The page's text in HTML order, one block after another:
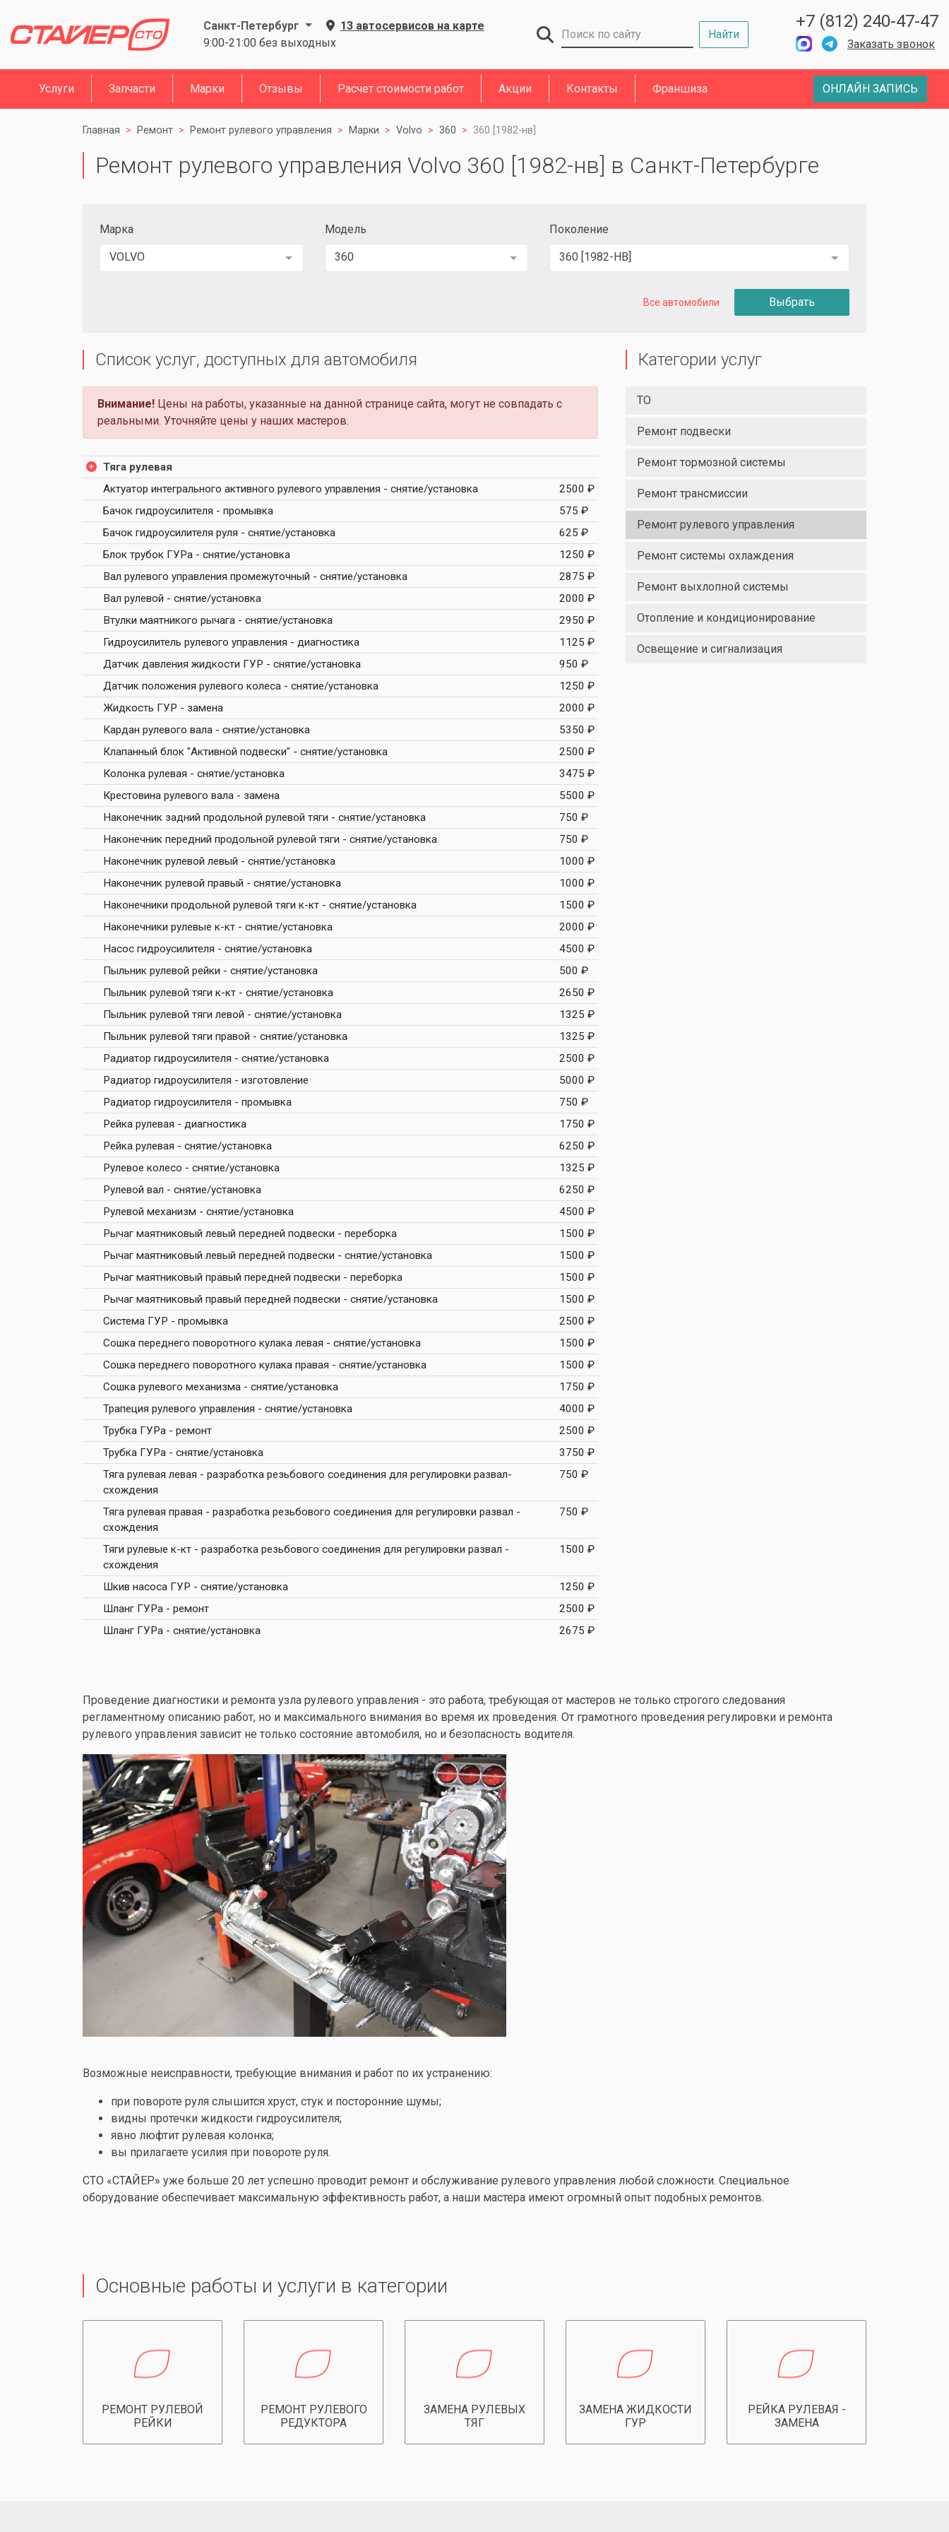
Санкт-Петербург
13 автосервисов на карте
9:00-21:00 без выходных
Найти
+7 (812) 240-47-47
Заказать звонок
Услуги Запчасти Марки Отзывы Расчет стоимости работ Акции Контакты Франшиза ОНЛАЙН ЗАПИСЬ
Главная Ремонт Ремонт рулевого управления Марки Volvo 360 360 [1982-нв]
Ремонт рулевого управления Volvo 360 [1982-нв] в Санкт-Петербурге
Марка
VOLVO
Модель
360
Поколение
360 [1982-НВ]
Все автомобили Выбрать
Список услуг, доступных для автомобиля
Внимание! Цены на работы, указанные на данной странице сайта, могут не совпадать с
реальными. Уточняйте цены у наших мастеров.
Тяга рулевая
Актуатор интегрального активного рулевого управления - снятие/установка
2500 ₽
Бачок гидроусилителя - промывка
575 ₽
Бачок гидроусилителя руля - снятие/установка
625 ₽
Блок трубок ГУРа - снятие/установка
1250 ₽
Вал рулевого управления промежуточный - снятие/установка
2875 ₽
Вал рулевой - снятие/установка
2000 ₽
Втулки маятникого рычага - снятие/установка
2950 ₽
Гидроусилитель рулевого управления - диагностика
1125 ₽
Датчик давления жидкости ГУР - снятие/установка
950 ₽
Датчик положения рулевого колеса - снятие/установка
1250 ₽
Жидкость ГУР - замена
2000 ₽
Кардан рулевого вала - снятие/установка
5350 ₽
Клапанный блок "Активной подвески" - снятие/установка
2500 ₽
Колонка рулевая - снятие/установка
3475 ₽
Крестовина рулевого вала - замена
5500 ₽
Наконечник задний продольной рулевой тяги - снятие/установка
750 ₽
Наконечник передний продольной рулевой тяги - снятие/установка
750 ₽
Наконечник рулевой левый - снятие/установка
1000 ₽
Наконечник рулевой правый - снятие/установка
1000 ₽
Наконечники продольной рулевой тяги к-кт - снятие/установка
1500 ₽
Наконечники рулевые к-кт - снятие/установка
2000 ₽
Насос гидроусилителя - снятие/установка
4500 ₽
Пыльник рулевой рейки - снятие/установка
500 ₽
Пыльник рулевой тяги к-кт - снятие/установка
2650 ₽
Пыльник рулевой тяги левой - снятие/установка
1325 ₽
Пыльник рулевой тяги правой - снятие/установка
1325 ₽
Радиатор гидроусилителя - снятие/установка
2500 ₽
Радиатор гидроусилителя - изготовление
5000 ₽
Радиатор гидроусилителя - промывка
750 ₽
Рейка рулевая - диагностика
1750 ₽
Рейка рулевая - снятие/установка
6250 ₽
Рулевое колесо - снятие/установка
1325 ₽
Рулевой вал - снятие/установка
6250 ₽
Рулевой механизм - снятие/установка
4500 ₽
Рычаг маятниковый левый передней подвески - переборка
1500 ₽
Рычаг маятниковый левый передней подвески - снятие/установка
1500 ₽
Рычаг маятниковый правый передней подвески - переборка
1500 ₽
Рычаг маятниковый правый передней подвески - снятие/установка
1500 ₽
Система ГУР - промывка
2500 ₽
Сошка переднего поворотного кулака левая - снятие/установка
1500 ₽
Сошка переднего поворотного кулака правая - снятие/установка
1500 ₽
Сошка рулевого механизма - снятие/установка
1750 ₽
Трапеция рулевого управления - снятие/установка
4000 ₽
Трубка ГУРа - ремонт
2500 ₽
Трубка ГУРа - снятие/установка
3750 ₽
Тяга рулевая левая - разработка резьбового соединения для регулировки развал-
схождения
750 ₽
Тяга рулевая правая - разработка резьбового соединения для регулировки развал -
схождения
750 ₽
Тяги рулевые к-кт - разработка резьбового соединения для регулировки развал -
схождения
1500 ₽
Шкив насоса ГУР - снятие/установка
1250 ₽
Шланг ГУРа - ремонт
2500 ₽
Шланг ГУРа - снятие/установка
2675 ₽
Категории услуг
ТО
Ремонт подвески
Ремонт тормозной системы
Ремонт трансмиссии
Ремонт рулевого управления
Ремонт системы охлаждения
Ремонт выхлопной системы
Отопление и кондиционирование
Освещение и сигнализация
Проведение диагностики и ремонта узла рулевого управления - это работа, требующая от мастеров не только строгого следования
регламентному описанию работ, но и максимального внимания во время их проведения. От грамотного проведения регулировки и ремонта
рулевого управления зависит не только состояние автомобиля, но и безопасность водителя.
Возможные неисправности, требующие внимания и работ по их устранению:
при повороте руля слышится хруст, стук и посторонние шумы;
видны протечки жидкости гидроусилителя;
явно люфтит рулевая колонка;
вы прилагаете усилия при повороте руля.
СТО «СТАЙЕР» уже больше 20 лет успешно проводит ремонт и обслуживание рулевого управления любой сложности. Специальное
оборудование обеспечивает максимальную эффективность работ, а наши мастера имеют огромный опыт подобных ремонтов.
Основные работы и услуги в категории
РЕМОНТ РУЛЕВОЙ
РЕЙКИ
РЕМОНТ РУЛЕВОГО
РЕДУКТОРА
ЗАМЕНА РУЛЕВЫХ
ТЯГ
ЗАМЕНА ЖИДКОСТИ
ГУР
РЕЙКА РУЛЕВАЯ -
ЗАМЕНА